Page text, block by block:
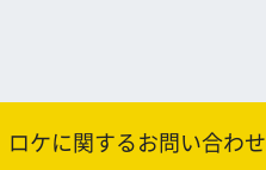
ロケに関するお問い合わせ